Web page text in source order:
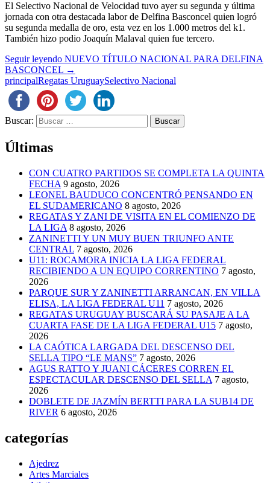
El Selectivo Nacional de Velocidad tuvo ayer su segunda y última
jornada con otra destacada labor de Delfina Basconcel quien logró
su segunda medalla de oro, esta vez en los 1.000 metros del k1.
También hizo podio Joaquín Malaval quien fue tercero.
Seguir leyendo NUEVO TÍTULO NACIONAL PARA DELFINA
BASCONCEL →
principalRegatas UruguaySelectivo Nacional
Buscar:
Últimas
CON CUATRO PARTIDOS SE COMPLETA LA QUINTA
FECHA 9 agosto, 2026
LEONEL BAUDUCO CONCENTRÓ PENSANDO EN
EL SUDAMERICANO 8 agosto, 2026
REGATAS Y ZANI DE VISITA EN EL COMIENZO DE
LA LIGA 8 agosto, 2026
ZANINETTI Y UN MUY BUEN TRIUNFO ANTE
CENTRAL 7 agosto, 2026
U11: ROCAMORA INICIA LA LIGA FEDERAL
RECIBIENDO A UN EQUIPO CORRENTINO 7 agosto,
2026
PARQUE SUR Y ZANINETTI ARRANCAN, EN VILLA
ELISA, LA LIGA FEDERAL U11 7 agosto, 2026
REGATAS URUGUAY BUSCARÁ SU PASAJE A LA
CUARTA FASE DE LA LIGA FEDERAL U15 7 agosto,
2026
LA CAÓTICA LARGADA DEL DESCENSO DEL
SELLA TIPO “LE MANS” 7 agosto, 2026
AGUS RATTO Y JUANI CÁCERES CORREN EL
ESPECTACULAR DESCENSO DEL SELLA 7 agosto,
2026
DOBLETE DE JAZMÍN BERTTI PARA LA SUB14 DE
RIVER 6 agosto, 2026
categorías
Ajedrez
Artes Marciales